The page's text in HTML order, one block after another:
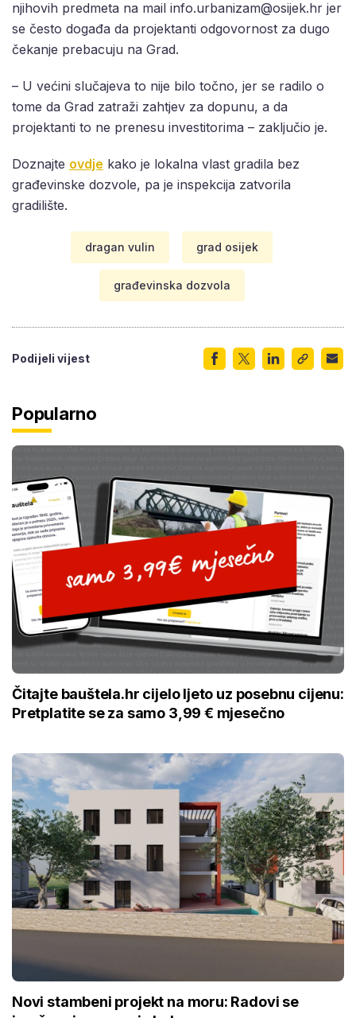
njihovih predmeta na mail info.urbanizam@osijek.hr jer
se često događa da projektanti odgovornost za dugo
čekanje prebacuju na Grad.
– U većini slučajeva to nije bilo točno, jer se radilo o
tome da Grad zatraži zahtjev za dopunu, a da
projektanti to ne prenesu investitorima – zaključio je.
Doznajte ovdje kako je lokalna vlast gradila bez
građevinske dozvole, pa je inspekcija zatvorila
gradilište.
dragan vulin grad osijek
građevinska dozvola
Podijeli vijest
Popularno
Čitajte bauštela.hr cijelo ljeto uz posebnu cijenu:
Pretplatite se za samo 3,99 € mjesečno
Novi stambeni projekt na moru: Radovi se